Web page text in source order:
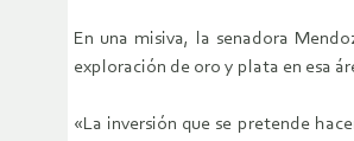
En una misiva, la senadora
exploración de oro y plata en esa
«La inversión que se pretende